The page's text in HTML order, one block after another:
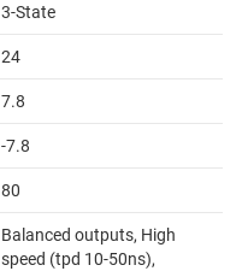
3-State
24
7.8
-7.8
80
Balanced outputs, High
speed (tpd 10-50ns),